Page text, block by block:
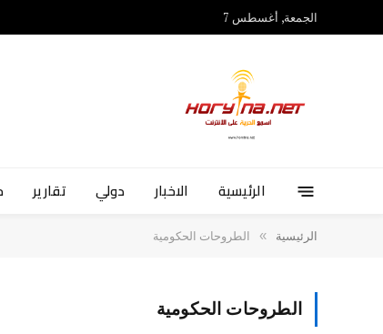
الجمعة, أغسطس 7
الرئيسية الاخبار دولي تقارير
الرئيسية » الطروحات الحكومية
الطروحات الحكومية